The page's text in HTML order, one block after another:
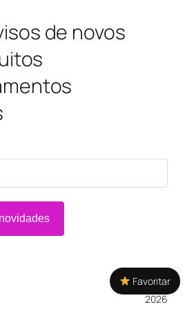
de novos
2026
Favoritar